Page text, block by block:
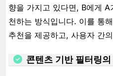
향을 가지고 있다면, B에게
천하는 방식입니다. 이를 통
추천을 제공하고, 사용자 간
콘텐츠 기반 필터링